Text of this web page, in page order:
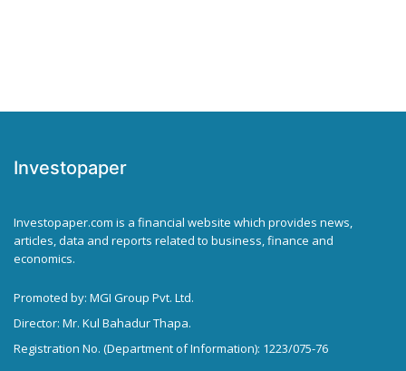
Investopaper
Investopaper.com is a financial website which provides news,
articles, data and reports related to business, finance and
economics.
Promoted by: MGI Group Pvt. Ltd.
Director: Mr. Kul Bahadur Thapa.
Registration No. (Department of Information): 1223/075-76